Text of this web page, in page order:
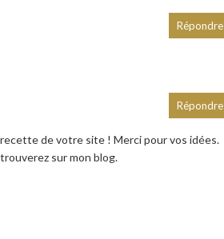
Répondre
de votre site ! Merci pour vos idées.
sur mon blog.
Répondre